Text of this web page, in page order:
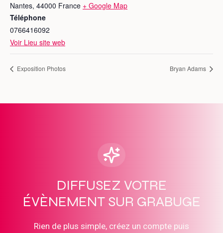
Nantes, 44000 France + Google Map
Téléphone
0766416092
Voir Lieu site web
Exposition Photos Bryan Adams
DIFFUSEZ VOTRE
ÉVÈNEMENT SUR GRABUGE
Rien de plus simple, créez un compte puis